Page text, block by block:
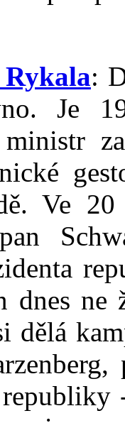
Rykala:
Je
ministr
Ve
dnes ne
dělá